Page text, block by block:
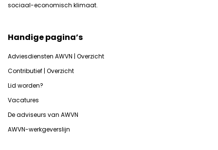
sociaal-economisch klimaat.
Handige pagina’s
Adviesdiensten AWVN | Overzicht
Contributief | Overzicht
Lid worden?
Vacatures
De adviseurs van AWVN
AWVN-werkgeverslijn